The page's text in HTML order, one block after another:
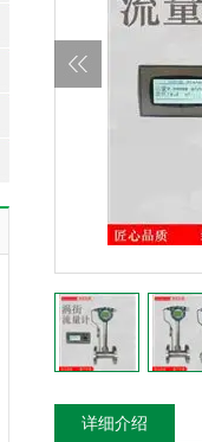
详细介绍